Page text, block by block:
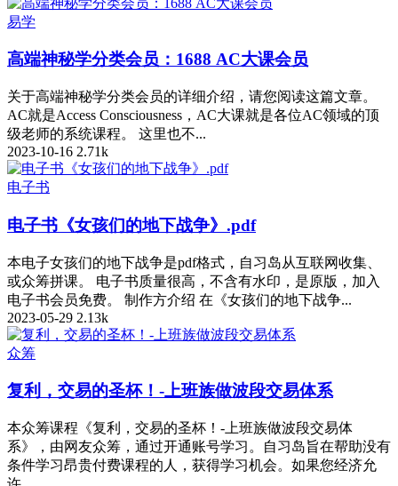
易学
高端神秘学分类会员：1688 AC大课会员
关于高端神秘学分类会员的详细介绍，请您阅读这篇文章。
AC就是Access Consciousness，AC大课就是各位AC领域的顶
级老师的系统课程。 这里也不...
2023-10-16 2.71k
电子书
电子书《女孩们的地下战争》.pdf
本电子女孩们的地下战争是pdf格式，自习岛从互联网收集、
或众筹拼课。 电子书质量很高，不含有水印，是原版，加入
电子书会员免费。 制作方介绍 在《女孩们的地下战争...
2023-05-29 2.13k
众筹
复利，交易的圣杯！-上班族做波段交易体系
本众筹课程《复利，交易的圣杯！-上班族做波段交易体
系》，由网友众筹，通过开通账号学习。自习岛旨在帮助没有
条件学习昂贵付费课程的人，获得学习机会。如果您经济允